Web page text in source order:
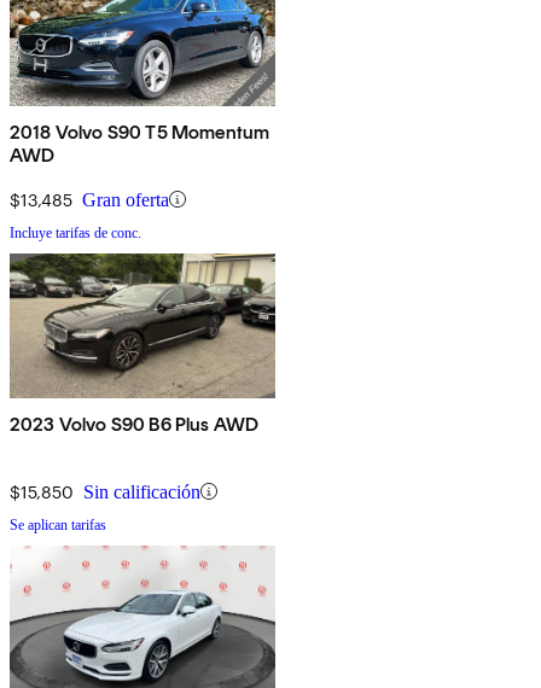
2018 Volvo S90 T5 Momentum
AWD
$13,485 Gran oferta
Incluye tarifas de conc.
2023 Volvo S90 B6 Plus AWD
$15,850 Sin calificación
Se aplican tarifas